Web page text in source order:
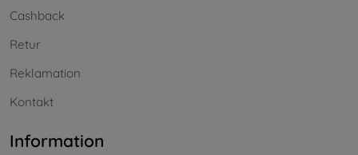
Cashback
Retur
Reklamation
Kontakt
Information